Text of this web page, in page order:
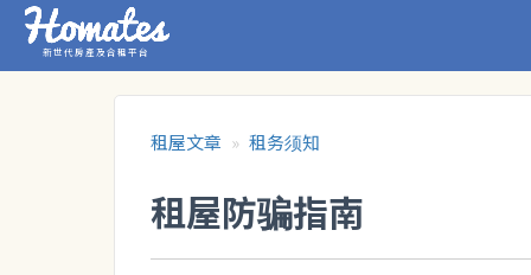
新世代房產及合租平台
租屋文章 租务须知
租屋防骗指南